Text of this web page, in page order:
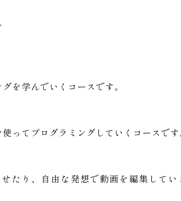
を学んでいくコースです。
ってプログラミングしていくコースで
たり、自由な発想で動画を編集してい